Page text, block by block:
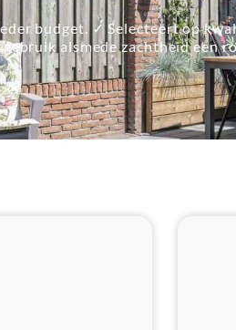
budget. ✓ Selecteert op
alsmede zachtheid een